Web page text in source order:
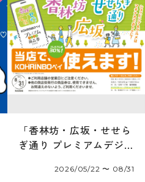
「香林坊・広坂・せせら
ぎ通り プレミアムデジタ
2026/05/22 〜 08/31